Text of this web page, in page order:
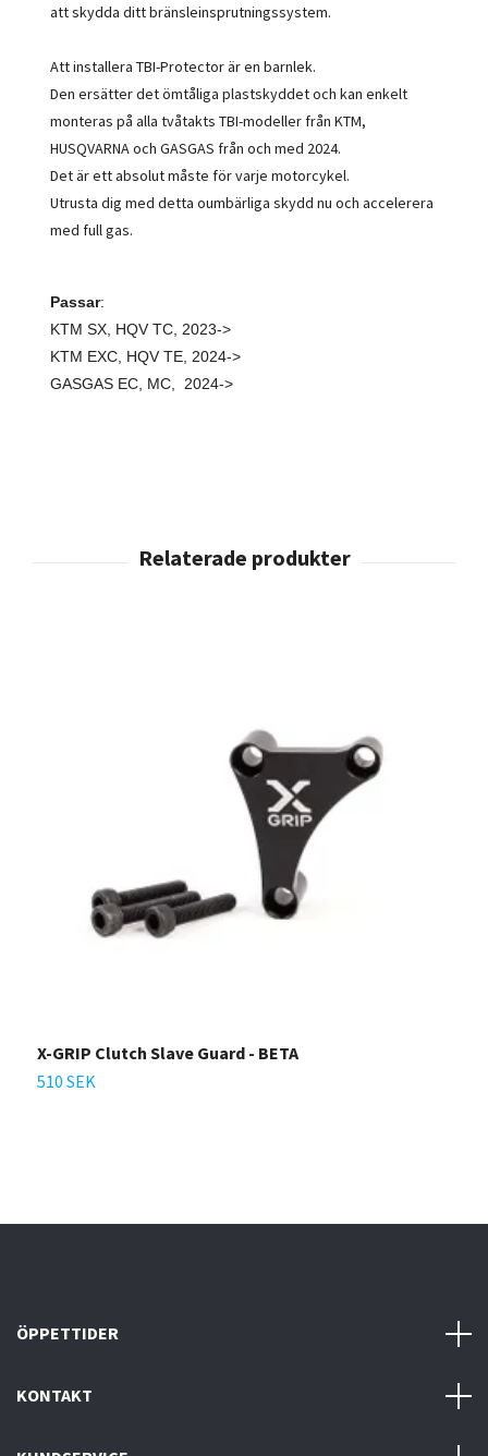
att skydda ditt bränsleinsprutningssystem.
Att installera TBI-Protector är en barnlek.
Den ersätter det ömtåliga plastskyddet och kan enkelt
monteras på alla tvåtakts TBI-modeller från KTM,
HUSQVARNA och GASGAS från och med 2024.
Det är ett absolut måste för varje motorcykel.
Utrusta dig med detta oumbärliga skydd nu och accelerera
med full gas.
Passar:
KTM SX, HQV TC, 2023->
KTM EXC, HQV TE, 2024->
GASGAS EC, MC, 2024->
X-GRIP Clutch Slave Guard - BETA
510 SEK
ÖPPETTIDER
KONTAKT